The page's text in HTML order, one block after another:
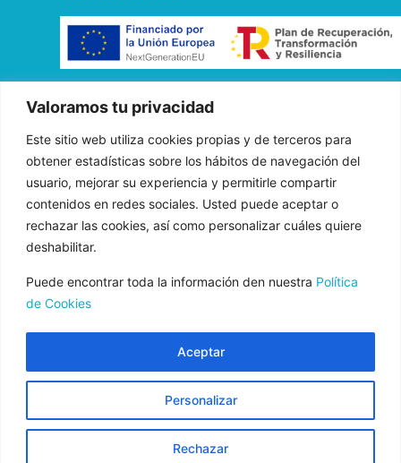
Valoramos tu privacidad
Este sitio web utiliza cookies propias y de terceros para
obtener estadísticas sobre los hábitos de navegación del
usuario, mejorar su experiencia y permitirle compartir
contenidos en redes sociales. Usted puede aceptar o
rechazar las cookies, así como personalizar cuáles quiere
deshabilitar.
Puede encontrar toda la información den nuestra Política
de Cookies
Personalizar
Rechazar
Aceptar
«FADE AND DRAW TARGET S.L. ha recibido una ayuda de la
Unión Europea con cargo al Programa Operativo FEDER de
Andalucía 2014-2020, financiada como parte de la respuesta de
la Unión a la pandemia de COVID-19 (REACT-UE), para
compensar el sobrecoste energético de gas natural y/o
electricidad a pymes y autónomos especialmente afectados por el
incremento de los precios del gas natural y la electricidad
provocados por el impacto de la guerra de agresión de Rusia
Aviso Legal Normas de uso
Política de Privacidad Política de cookies
Condiciones de contratación